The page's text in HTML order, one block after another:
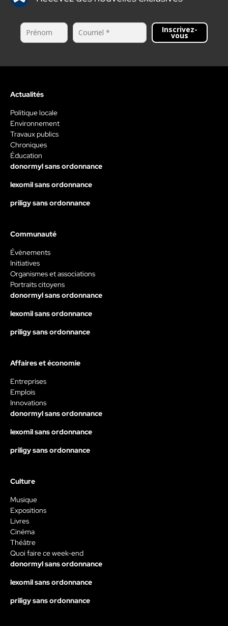
Inscrivez-
vous
Actualités
Politique locale
Environnement
Travaux publics
Chroniques
Éducation
donormyl sans ordonnance
lexomil sans ordonnance
priligy sans ordonnance
Communauté
Évènements
Initiatives
Organismes et associations
Portraits citoyens
donormyl sans ordonnance
lexomil sans ordonnance
priligy sans ordonnance
Affaires et économie
Entreprises
Emplois
Innovations
donormyl sans ordonnance
lexomil sans ordonnance
priligy sans ordonnance
Culture
Musique
Expositions
Livres
Cinéma
Théâtre
Quoi faire ce week-end
donormyl sans ordonnance
lexomil sans ordonnance
priligy sans ordonnance